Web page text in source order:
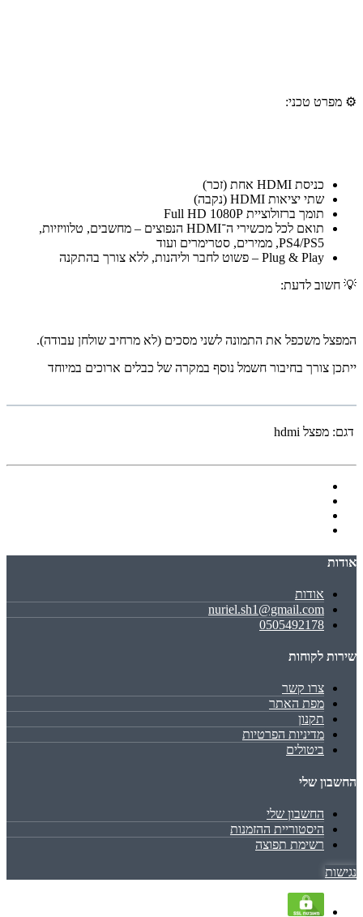
⚙ מפרט טכני:
כניסת HDMI אחת (זכר)
שתי יציאות HDMI (נקבה)
תומך ברזולוציית Full HD 1080P
תואם לכל מכשירי ה־HDMI הנפוצים – מחשבים, טלוויזיות,
PS4/PS5, ממירים, סטרימרים ועוד
Plug & Play – פשוט לחבר וליהנות, ללא צורך בהתקנה
💡 חשוב לדעת:
המפצל משכפל את התמונה לשני מסכים (לא מרחיב שולחן עבודה).
ייתכן צורך בחיבור חשמל נוסף במקרה של כבלים ארוכים במיוחד
דגם: מפצל hdmi
אודות
אודות
nuriel.sh1@gmail.com
0505492178
שירות לקוחות
צרו קשר
מפת האתר
תקנון
מדיניות הפרטיות
ביטולים
החשבון שלי
החשבון שלי
היסטוריית ההזמנות
רשימת תפוצה
נגישות